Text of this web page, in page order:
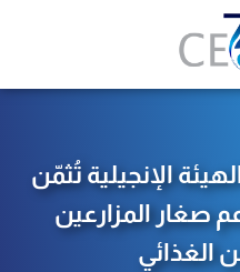
الإنجيلية تُثمّن
صغار المزارعين
الغذائي